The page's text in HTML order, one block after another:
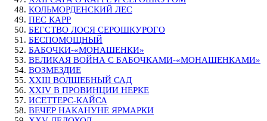
КОЛЬМОРДЕНСКИЙ ЛЕС
ПЕС КАРР
БЕГСТВО ЛОСЯ СЕРОШКУРОГО
БЕСПОМОЩНЫЙ
БАБОЧКИ-«МОНАШЕНКИ»
ВЕЛИКАЯ ВОЙНА С БАБОЧКАМИ-«МОНАШЕНКАМИ»
ВОЗМЕЗДИЕ
XXIII ВОЛШЕБНЫЙ САД
XXIV В ПРОВИНЦИИ НЕРКЕ
ИСЕТТЕРС-КАЙСА
ВЕЧЕР НАКАНУНЕ ЯРМАРКИ